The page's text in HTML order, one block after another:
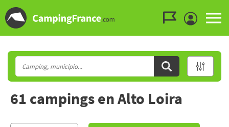
61 campings en Alto Loira